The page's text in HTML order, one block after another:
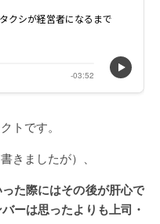
トです。
きましたが）、
た際にはその後が肝心で
ーは思ったよりも上司・